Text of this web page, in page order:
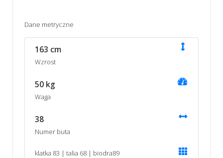
Dane metryczne
163 cm
Wzrost
50 kg
Waga
38
Numer buta
klatka 83 | talia 68 | biodra89